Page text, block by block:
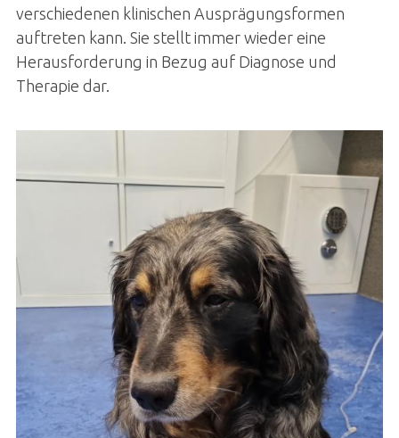
verschiedenen klinischen Ausprägungsformen
auftreten kann. Sie stellt immer wieder eine
Herausforderung in Bezug auf Diagnose und
Therapie dar.